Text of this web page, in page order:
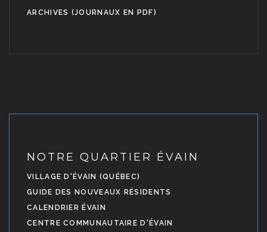
ARCHIVES (JOURNAUX EN PDF)
NOTRE QUARTIER ÉVAIN
VILLAGE D'ÉVAIN (QUÉBEC)
GUIDE DES NOUVEAUX RÉSIDENTS
CALENDRIER ÉVAIN
CENTRE COMMUNAUTAIRE D'ÉVAIN